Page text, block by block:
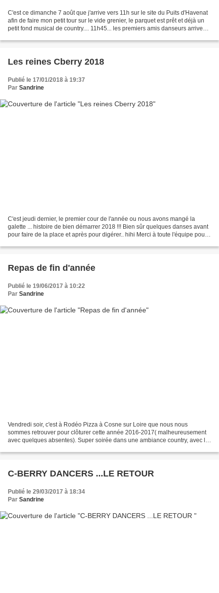
C'est ce dimanche 7 août que j'arrive vers 11h sur le site du Puits d'Havenat
afin de faire mon petit tour sur le vide grenier, le parquet est prêt et déjà un
petit fond musical de country.... 11h45... les premiers amis danseurs arrivent
Les reines Cberry 2018
Publié le 17/01/2018 à 19:37
Par Sandrine
C'est jeudi dernier, le premier cour de l'année ou nous avons mangé la
galette ... histoire de bien démarrer 2018 !!! Bien sûr quelques danses avant
pour faire de la place et après pour digérer.. hihi Merci à toute l'équipe pour
Repas de fin d'année
Publié le 19/06/2017 à 10:22
Par Sandrine
Vendredi soir, c'est à Rodéo Pizza à Cosne sur Loire que nous nous
sommes retrouver pour clôturer cette année 2016-2017( malheureusement
avec quelques absentes). Super soirée dans une ambiance country, avec la
C-BERRY DANCERS ...LE RETOUR
Publié le 29/03/2017 à 18:34
Par Sandrine